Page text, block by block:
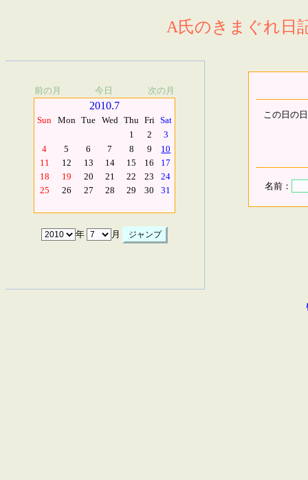
A氏のきまぐれ日
前の月 今日 次の月
2010.7
Sun Mon Tue Wed Thu Fri Sat
1
2
3
4
5 6 7 8 9
10
11
12 13 14 15 16
17
18
19 20 21 22 23
24
25
26 27 28 29 30 31
年 月
この日の
名前：